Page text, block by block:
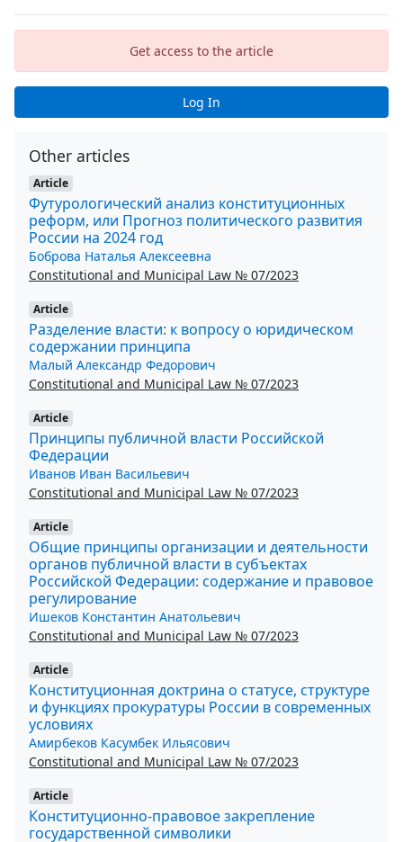
Get access to the article
Log In
Other articles
Article
Футурологический анализ конституционных
реформ, или Прогноз политического развития
России на 2024 год
Боброва Наталья Алексеевна
Constitutional and Municipal Law № 07/2023
Article
Разделение власти: к вопросу о юридическом
содержании принципа
Малый Александр Федорович
Constitutional and Municipal Law № 07/2023
Article
Принципы публичной власти Российской
Федерации
Иванов Иван Васильевич
Constitutional and Municipal Law № 07/2023
Article
Общие принципы организации и деятельности
органов публичной власти в субъектах
Российской Федерации: содержание и правовое
регулирование
Ишеков Константин Анатольевич
Constitutional and Municipal Law № 07/2023
Article
Конституционная доктрина о статусе, структуре
и функциях прокуратуры России в современных
условиях
Амирбеков Касумбек Ильясович
Constitutional and Municipal Law № 07/2023
Article
Конституционно-правовое закрепление
государственной символики